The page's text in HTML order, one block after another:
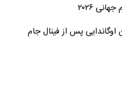
۲۰۲۶
پس از فینال جام